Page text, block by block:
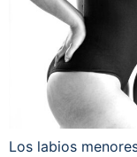
Los labios